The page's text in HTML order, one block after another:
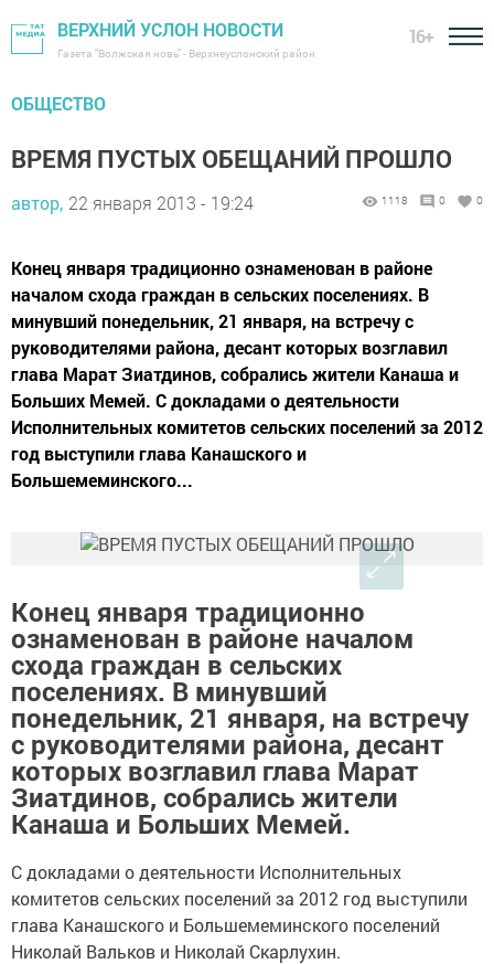
ВЕРХНИЙ УСЛОН НОВОСТИ
Газета "Волжская новь" - Верхнеуслонский район
16+
ОБЩЕСТВО
ВРЕМЯ ПУСТЫХ ОБЕЩАНИЙ ПРОШЛО
автор, 22 января 2013 - 19:24 1118 0 0
Конец января традиционно ознаменован в районе
началом схода граждан в сельских поселениях. В
минувший понедельник, 21 января, на встречу с
руководителями района, десант которых возглавил
глава Марат Зиатдинов, собрались жители Канаша и
Больших Мемей. С докладами о деятельности
Исполнительных комитетов сельских поселений за 2012
год выступили глава Канашского и
Большемеминского...
Конец января традиционно
ознаменован в районе началом
схода граждан в сельских
поселениях. В минувший
понедельник, 21 января, на встречу
с руководителями района, десант
которых возглавил глава Марат
Зиатдинов, собрались жители
Канаша и Больших Мемей.
С докладами о деятельности Исполнительных
комитетов сельских поселений за 2012 год выступили
глава Канашского и Большемеминского поселений
Николай Вальков и Николай Скарлухин.